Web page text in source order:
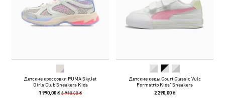
Детские кроссовки PUMA SkyJet
Girls Club Sneakers Kids
1 990,00 ₴3 990,00 ₴
Детские кеды Court Classic Vulc
Formstrip Kids' Sneakers
2 290,00 ₴